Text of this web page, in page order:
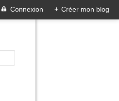
Connexion + Créer mon blog